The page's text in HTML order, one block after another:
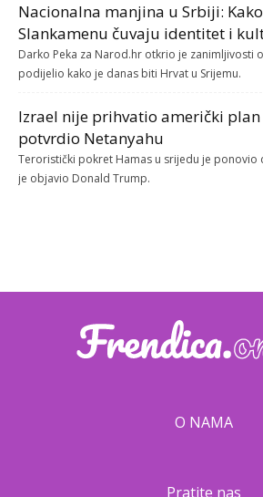
Nacionalna manjina u Srbiji:
Slankamenu čuvaju identitet i
Darko Peka za Narod.hr otkrio je zanimljivosti
podijelio kako je danas biti Hrvat u Srijemu.
Izrael nije prihvatio američki plan
potvrdio Netanyahu
Teroristički pokret Hamas u srijedu je
je objavio Donald Trump.
O NAMA
Pratite nas